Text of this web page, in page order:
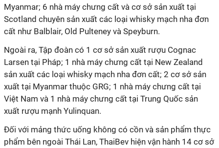
Myanmar; 6 nhà máy chưng cất và cơ sở sản xuất tại
Scotland chuyên sản xuất các loại whisky mạch nha đơn
cất như Balblair, Old Pulteney và Speyburn.
Ngoài ra, Tập đoàn có 1 cơ sở sản xuất rượu Cognac
Larsen tại Pháp; 1 nhà máy chưng cất tại New Zealand
sản xuất các loại whisky mạch nha đơn cất; 2 cơ sở sản
xuất tại Myanmar thuộc GRG; 1 nhà máy chưng cất tại
Việt Nam và 1 nhà máy chưng cất tại Trung Quốc sản
xuất rượu mạnh Yulinquan.
Đối với mảng thức uống không có cồn và sản phẩm thực
phẩm bên ngoài Thái Lan, ThaiBev hiện vận hành 14 cơ sở